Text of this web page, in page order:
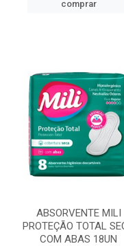
comprar
ABSORVENTE MILI
PROTEÇÃO TOTAL
COM ABAS 18UN